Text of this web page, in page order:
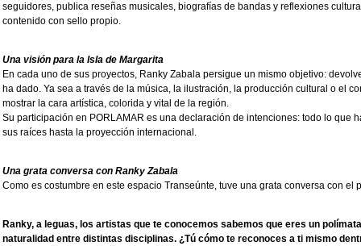
seguidores, publica reseñas musicales, biografías de bandas y reflexiones
contenido con sello propio.
Una visión para la Isla de Margarita
En cada uno de sus proyectos, Ranky Zabala persigue un mismo objetivo:
ha dado. Ya sea a través de la música, la ilustración, la producción cultural o el
mostrar la cara artística, colorida y vital de la región.
Su participación en PORLAMAR es una declaración de intenciones: todo lo que
sus raíces hasta la proyección internacional.
Una grata conversa con Ranky Zabala
Como es costumbre en este espacio Transeúnte, tuve una grata conversa con el
Ranky, a leguas, los artistas que te conocemos sabemos que eres un
naturalidad entre distintas disciplinas. ¿Tú cómo te reconoces a ti mismo